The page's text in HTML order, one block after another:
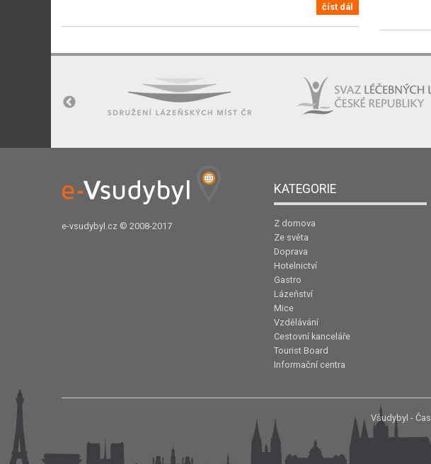
číst dál
e-vsudybyl.cz © 2008-2017
KATEGORIE
Z domova
Ze světa
Doprava
Hotelnictví
Gastro
Lázeňství
Mice
Vzdělávání
Cestovní kanceláře
Tourist Board
Informační centra
Všudybyl -